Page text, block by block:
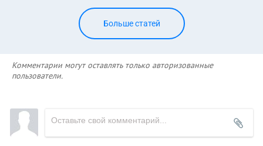
Больше статей
Комментарии могут оставлять только авторизованные
пользователи.